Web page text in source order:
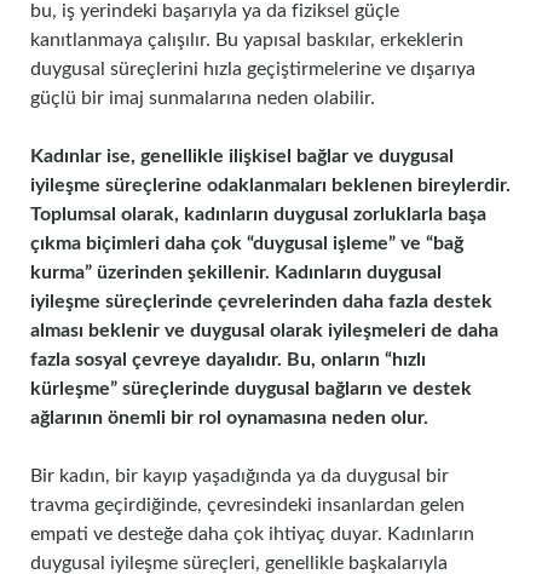
bu, iş yerindeki başarıyla ya da fiziksel güçle
kanıtlanmaya çalışılır. Bu yapısal baskılar, erkeklerin
duygusal süreçlerini hızla geçiştirmelerine ve dışarıya
güçlü bir imaj sunmalarına neden olabilir.
Kadınlar ise, genellikle ilişkisel bağlar ve duygusal
iyileşme süreçlerine odaklanmaları beklenen bireylerdir.
Toplumsal olarak, kadınların duygusal zorluklarla başa
çıkma biçimleri daha çok “duygusal işleme” ve “bağ
kurma” üzerinden şekillenir. Kadınların duygusal
iyileşme süreçlerinde çevrelerinden daha fazla destek
alması beklenir ve duygusal olarak iyileşmeleri de daha
fazla sosyal çevreye dayalıdır. Bu, onların “hızlı
kürleşme” süreçlerinde duygusal bağların ve destek
ağlarının önemli bir rol oynamasına neden olur.
Bir kadın, bir kayıp yaşadığında ya da duygusal bir
travma geçirdiğinde, çevresindeki insanlardan gelen
empati ve desteğe daha çok ihtiyaç duyar. Kadınların
duygusal iyileşme süreçleri, genellikle başkalarıyla